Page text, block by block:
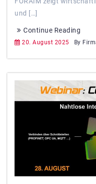
und […]
Continue Reading
20. August 2025 By